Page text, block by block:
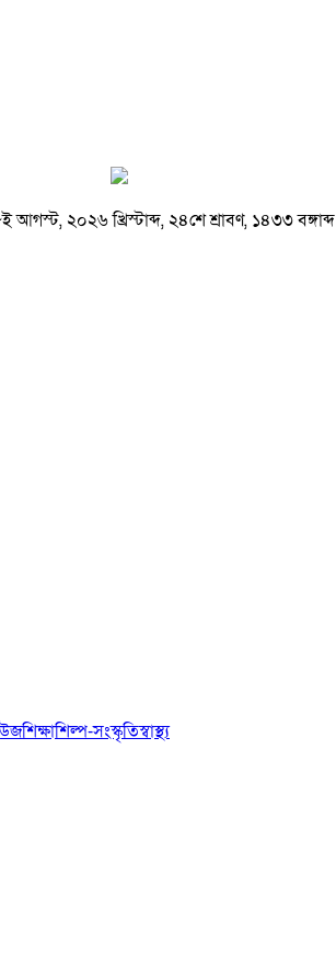
২০২৬ খ্রিস্টাব্দ, ২৪শে শ্রাবণ, ১৪৩৩ বঙ্গাব্দ
শিক্ষাশিল্প-সংস্কৃতিস্বাস্থ্য